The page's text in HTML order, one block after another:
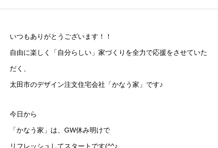
BLOG
CONTACT
いつもありがとうございます！！
自由に楽しく「自分らしい」家づくりを全力で応援をさせていた
だく、
太田市のデザイン注文住宅会社「かなう家」です♪
今日から
「かなう家」は、GW休み明けで
リフレッシュしてスタートです(^^♪